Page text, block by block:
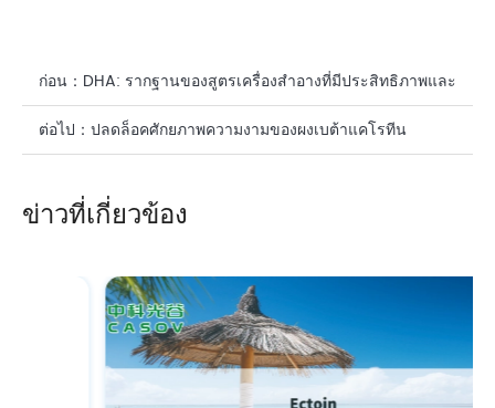
ก่อน： DHA: รากฐานของสูตรเครื่องสำอางที่มีประสิทธิภาพและ
เป็นธรรมชาติ
ต่อไป： ปลดล็อคศักยภาพความงามของผงเบต้าแคโรทีน
ข่าวที่เกี่ยวข้อง